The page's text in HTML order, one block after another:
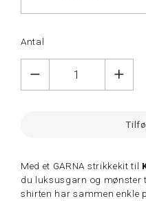
Antal
Med et GARNA strikkekit til
du luksusgarn og mønster
shirten har sammen enkle